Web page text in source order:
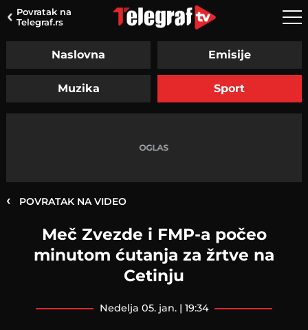
Povratak na
Telegraf.rs
Naslovna Emisije
Muzika Sport
‹ POVRATAK NA VIDEO
Meč Zvezde i FMP-a počeo
minutom ćutanja za žrtve na
Cetinju
nedelja 05. jan. | 19:34